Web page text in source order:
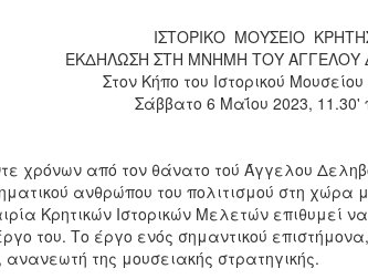
ΙΣΤΟΡΙΚΟ ΜΟΥΣΕΙΟ
ΕΚΔΗΛΩΣΗ ΣΤΗ ΜΝΗΜΗ ΤΟΥ ΑΓΓΕΛΟΥ
Στον Κήπο του Ιστορικού
Σάββατο 6 Μαΐου 2023, 11.30'
χρόνων από τον θάνατο τού Άγγελου
ανθρώπου του πολιτισμού στη χώρα
Κρητικών Ιστορικών Μελετών επιθυμεί
του. Το έργο ενός σημαντικού
ανανεωτή της μουσειακής στρατηγικής.